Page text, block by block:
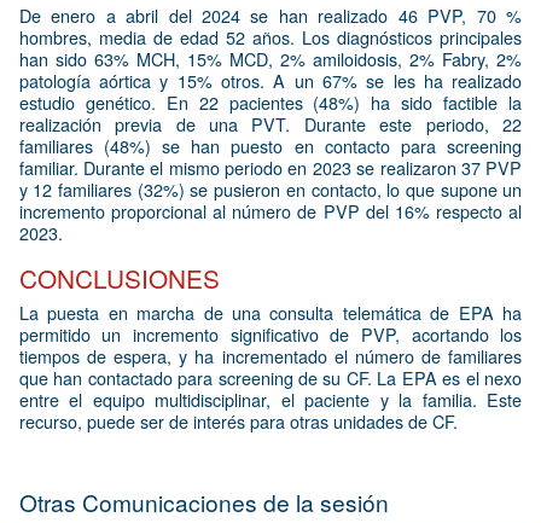
De enero a abril del 2024 se han realizado 46 PVP, 70 %
hombres, media de edad 52 años. Los diagnósticos principales
han sido 63% MCH, 15% MCD, 2% amiloidosis, 2% Fabry, 2%
patología aórtica y 15% otros. A un 67% se les ha realizado
estudio genético. En 22 pacientes (48%) ha sido factible la
realización previa de una PVT. Durante este periodo, 22
familiares (48%) se han puesto en contacto para screening
familiar. Durante el mismo periodo en 2023 se realizaron 37 PVP
y 12 familiares (32%) se pusieron en contacto, lo que supone un
incremento proporcional al número de PVP del 16% respecto al
2023.
CONCLUSIONES
La puesta en marcha de una consulta telemática de EPA ha
permitido un incremento significativo de PVP, acortando los
tiempos de espera, y ha incrementado el número de familiares
que han contactado para screening de su CF. La EPA es el nexo
entre el equipo multidisciplinar, el paciente y la familia. Este
recurso, puede ser de interés para otras unidades de CF.
Otras Comunicaciones de la sesión